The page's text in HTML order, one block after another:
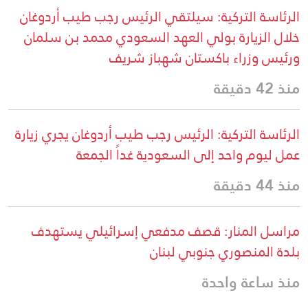
الرئاسة التركية: سيلتقي الرئيس رجب طيب أردوغان
خلال الزيارة بولي العهد السعودي محمد بن سلمان
ورئيس وزراء باكستان شهباز شريف
منذ 42 دقيقة
الرئاسة التركية: الرئيس رجب طيب أردوغان يجري زيارة
عمل ليوم واحد إلى السعودية غداً الجمعة
منذ 44 دقيقة
مراسل المنار: قصف مدفعي إسرائيلي يستهدف
بلدة المنصوري جنوبي لبنان
منذ ساعة واحدة